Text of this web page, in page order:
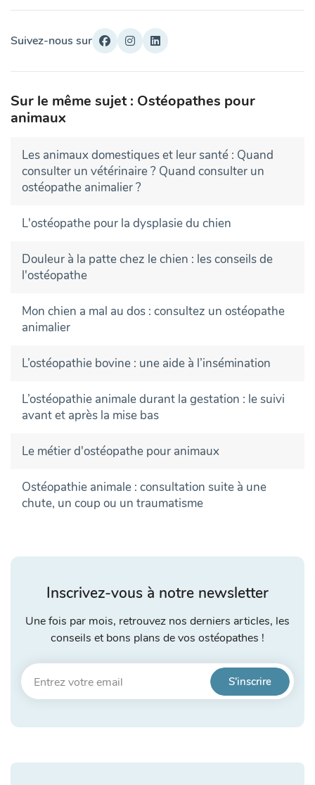
Suivez-nous sur
Sur le même sujet : Ostéopathes pour
animaux
Les animaux domestiques et leur santé : Quand
consulter un vétérinaire ? Quand consulter un
ostéopathe animalier ?
L'ostéopathe pour la dysplasie du chien
Douleur à la patte chez le chien : les conseils de
l'ostéopathe
Mon chien a mal au dos : consultez un ostéopathe
animalier
L’ostéopathie bovine : une aide à l’insémination
L’ostéopathie animale durant la gestation : le suivi
avant et après la mise bas
Le métier d'ostéopathe pour animaux
Ostéopathie animale : consultation suite à une
chute, un coup ou un traumatisme
Inscrivez-vous à notre newsletter
Une fois par mois, retrouvez nos derniers articles, les
conseils et bons plans de vos ostéopathes !